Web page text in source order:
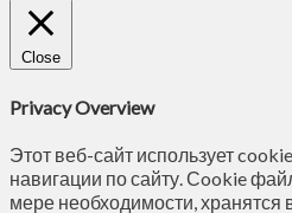
Close
Privacy Overview
Этот веб-сайт использует
навигации по сайту. Сookie
мере необходимости, хранятся